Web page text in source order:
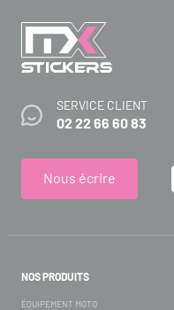
SERVICE CLIENT
02 22 66 60 83
Nous écrire
NOS PRODUITS
ÉQUIPEMENT MOTO